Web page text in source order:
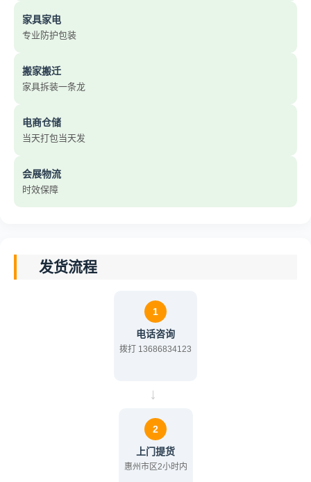
家具家电
专业防护包装
搬家搬迁
家具拆装一条龙
电商仓储
当天打包当天发
会展物流
时效保障
发货流程
1
电话咨询
拨打 13686834123
→
2
上门提货
惠州市区2小时内